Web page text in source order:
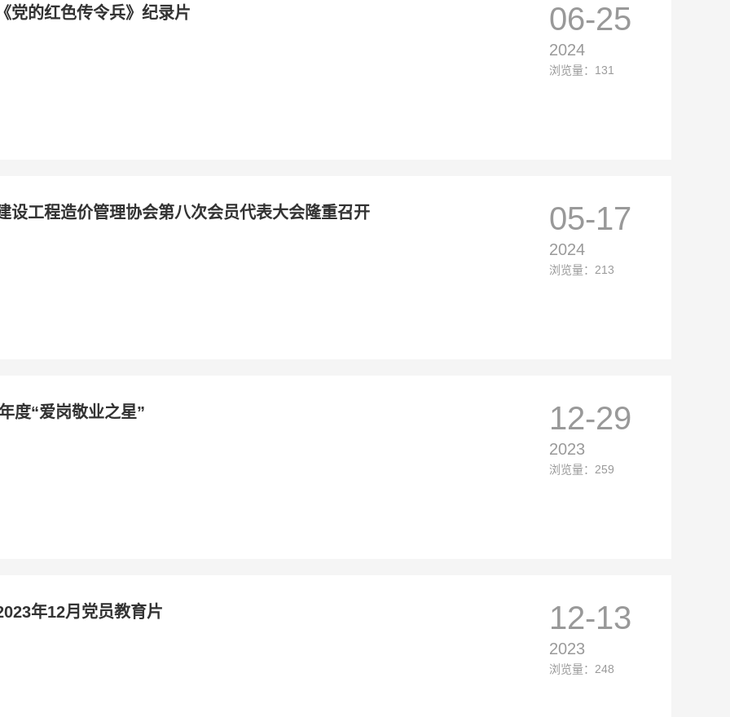
06-25
2024
浏览量：131
党的红色传令兵》纪录片
05-17
2024
浏览量：213
设工程造价管理协会第八次会员代表大会隆重召开
12-29
2023
浏览量：259
度“爱岗敬业之星”
12-13
2023
浏览量：248
年12月党员教育片